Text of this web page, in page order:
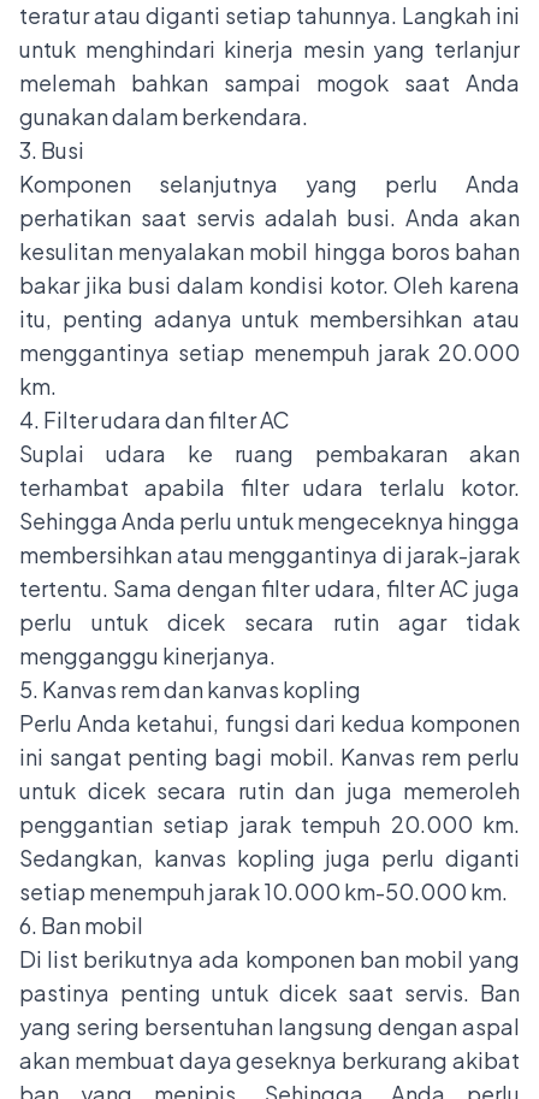
teratur atau diganti setiap tahunnya. Langkah ini
untuk menghindari kinerja mesin yang terlanjur
melemah bahkan sampai mogok saat Anda
gunakan dalam berkendara.
3. Busi
Komponen selanjutnya yang perlu Anda
perhatikan saat servis adalah busi. Anda akan
kesulitan menyalakan mobil hingga boros bahan
bakar jika busi dalam kondisi kotor. Oleh karena
itu, penting adanya untuk membersihkan atau
menggantinya setiap menempuh jarak 20.000
km.
4. Filter udara dan filter AC
Suplai udara ke ruang pembakaran akan
terhambat apabila filter udara terlalu kotor.
Sehingga Anda perlu untuk mengeceknya hingga
membersihkan atau menggantinya di jarak-jarak
tertentu. Sama dengan filter udara, filter AC juga
perlu untuk dicek secara rutin agar tidak
mengganggu kinerjanya.
5. Kanvas rem dan kanvas kopling
Perlu Anda ketahui, fungsi dari kedua komponen
ini sangat penting bagi mobil. Kanvas rem perlu
untuk dicek secara rutin dan juga memeroleh
penggantian setiap jarak tempuh 20.000 km.
Sedangkan, kanvas kopling juga perlu diganti
setiap menempuh jarak 10.000 km-50.000 km.
6. Ban mobil
Di list berikutnya ada komponen ban mobil yang
pastinya penting untuk dicek saat servis. Ban
yang sering bersentuhan langsung dengan aspal
akan membuat daya geseknya berkurang akibat